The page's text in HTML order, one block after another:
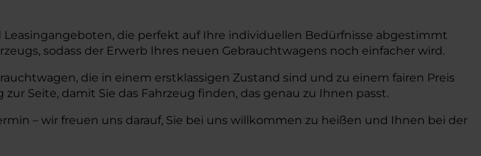
die perfekt auf Ihre individuellen Bedürfnisse abgestimmt
sodass der Erwerb Ihres neuen Gebrauchtwagens noch einfacher wird.
die in einem erstklassigen Zustand sind und zu einem fairen Preis
Seite, damit Sie das Fahrzeug finden, das genau zu Ihnen passt.
– wir freuen uns darauf, Sie bei uns willkommen zu heißen und Ihnen bei der